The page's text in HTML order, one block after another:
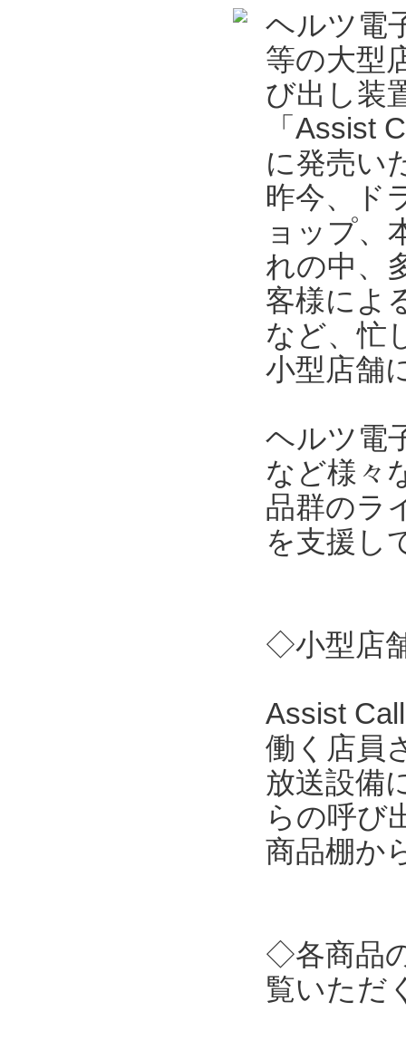
ヘルツ電
等の大型
び出し装
「Assist
に発売い
昨今、ド
ョップ、
れの中、
客様によ
など、忙
小型店舗
ヘルツ電
など様々
品群のラ
を支援し
◇小型店
Assist
働く店員
放送設備
らの呼び
商品棚か
◇各商品
覧いただ